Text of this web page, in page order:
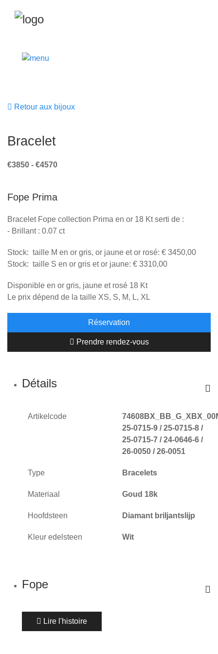
Retour aux bijoux
Bracelet
€3850 - €4570
Fope Prima
Bracelet Fope collection Prima en or 18 Kt serti de :
- Brillant : 0.07 ct
Stock: taille M en or gris, or jaune et or rosé: € 3450,00
Stock: taille S en or gris et or jaune: € 3310,00
Disponible en or gris, jaune et rosé 18 Kt
Le prix dépend de la taille XS, S, M, L, XL
Réservation
Prendre rendez-vous
Détails
Artikelcode
25-0715-9 / 25-0715-8 /
25-0715-7 / 24-0646-6 /
26-0050 / 26-0051
Type Bracelets
Materiaal Goud 18k
Hoofdsteen Diamant briljantslijp
Kleur edelsteen Wit
Fope
Lire l'histoire